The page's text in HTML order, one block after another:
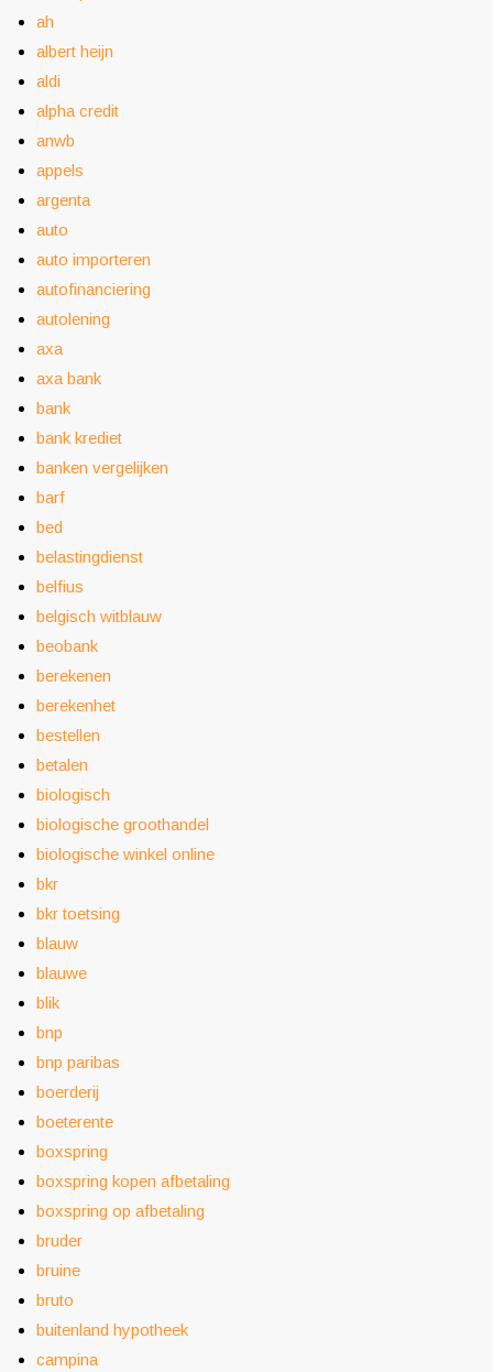
ah
albert heijn
aldi
alpha credit
anwb
appels
argenta
auto
auto importeren
autofinanciering
autolening
axa
axa bank
bank
bank krediet
banken vergelijken
barf
bed
belastingdienst
belfius
belgisch witblauw
beobank
berekenen
berekenhet
bestellen
betalen
biologisch
biologische groothandel
biologische winkel online
bkr
bkr toetsing
blauw
blauwe
blik
bnp
bnp paribas
boerderij
boeterente
boxspring
boxspring kopen afbetaling
boxspring op afbetaling
bruder
bruine
bruto
buitenland hypotheek
campina